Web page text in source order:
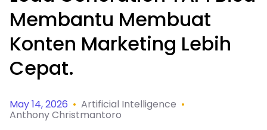
Membantu Membuat
Konten Marketing Lebih
Cepat.
May 14, 2026 • Artificial Intelligence •
Anthony Christmantoro